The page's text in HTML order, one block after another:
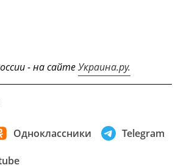
- на сайтеУкраина.ру.
Одноклассники Telegram